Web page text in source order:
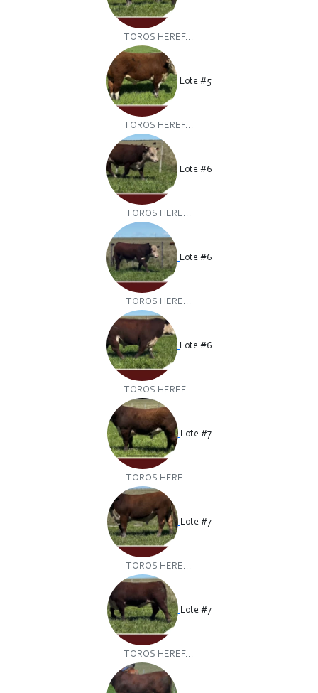
TOROS HEREF...
Lote #5
TOROS HEREF...
Lote #6
TOROS HERE...
Lote #6
TOROS HERE...
Lote #6
TOROS HEREF...
Lote #7
TOROS HERE...
Lote #7
TOROS HERE...
Lote #7
TOROS HEREF...